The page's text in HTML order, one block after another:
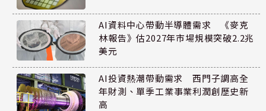
AI資料中心帶動半導體需求 《麥克
林報告》估2027年市場規模突破2.2兆
美元
AI投資熱潮帶動需求 西門子調高全
年財測、單季工業事業利潤創歷史新
高